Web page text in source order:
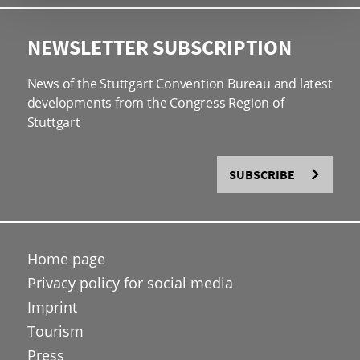
NEWSLETTER SUBSCRIPTION
News of the Stuttgart Convention Bureau and latest
developments from the Congress Region of
Stuttgart
SUBSCRIBE
Home page
Privacy policy for social media
Imprint
Tourism
Press